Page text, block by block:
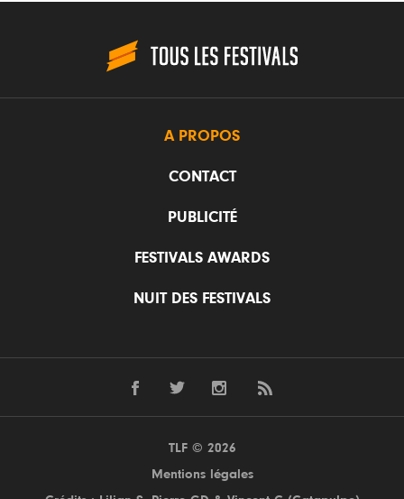
A PROPOS
CONTACT
PUBLICITÉ
FESTIVALS AWARDS
NUIT DES FESTIVALS
TLF © 2026
Mentions légales